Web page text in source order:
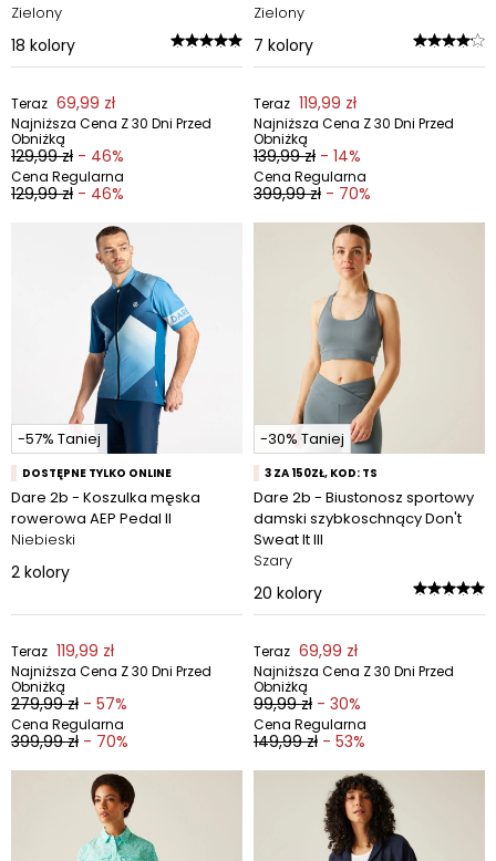
Zielony
18 kolory
Teraz 69,99 zł
Najniższa Cena Z 30 Dni Przed
Obniżką
129,99 zł - 46%
Cena Regularna
129,99 zł - 46%
Zielony
7 kolory
Teraz 119,99 zł
Najniższa Cena Z 30 Dni Przed
Obniżką
139,99 zł - 14%
Cena Regularna
399,99 zł - 70%
-57% Taniej
DOSTĘPNE TYLKO ONLINE
Dare 2b - Koszulka męska
rowerowa AEP Pedal II
Niebieski
2 kolory
Teraz 119,99 zł
Najniższa Cena Z 30 Dni Przed
Obniżką
279,99 zł - 57%
Cena Regularna
399,99 zł - 70%
-30% Taniej
3 ZA 150ZŁ, KOD: TS
Dare 2b - Biustonosz sportowy
damski szybkoschnący Don't
Sweat It III
Szary
20 kolory
Teraz 69,99 zł
Najniższa Cena Z 30 Dni Przed
Obniżką
99,99 zł - 30%
Cena Regularna
149,99 zł - 53%